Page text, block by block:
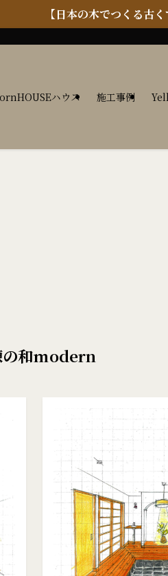
古くて豊かなイギリスの家】イ
ハウス 施工事例
の和modern